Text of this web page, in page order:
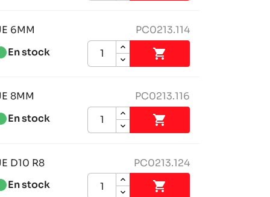
PC0213.114
6MM
En stock 
PC0213.116
8MM
En stock 
PC0213.124
D10 R8
En stock 